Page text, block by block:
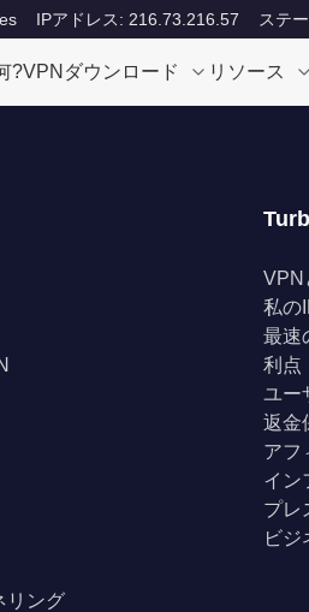
IPアドレス: 216.73.216.57 ステ
?VPNダウンロード リソース
リング
VPN
私の
最速
利点
ユー
返金
アフ
イン
プレ
ビジ